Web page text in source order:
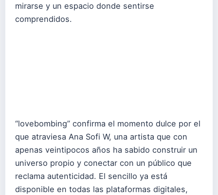
mirarse y un espacio donde sentirse
comprendidos.
“lovebombing” confirma el momento dulce por el
que atraviesa Ana Sofi W, una artista que con
apenas veintipocos años ha sabido construir un
universo propio y conectar con un público que
reclama autenticidad. El sencillo ya está
disponible en todas las plataformas digitales,